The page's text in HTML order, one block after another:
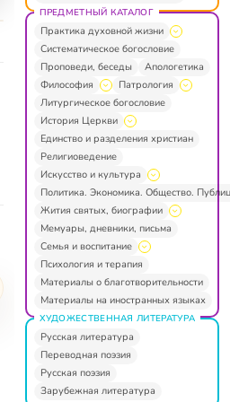
ПРЕДМЕТНЫЙ КАТАЛОГ
Практика духовной жизни
Систематическое богословие
Проповеди, беседы
Апологетика
Философия
Патрология
Литургическое богословие
История Церкви
Единство и разделения христиан
Религиоведение
Искусство и культура
Политика. Экономика. Общество.
Жития святых, биографии
Мемуары, дневники, письма
Семья и воспитание
Психология и терапия
Материалы о благотворительности
Материалы на иностранных языках
ХУДОЖЕСТВЕННАЯ ЛИТЕРАТУРА
Русская литература
Переводная поэзия
Русская поэзия
Зарубежная литература